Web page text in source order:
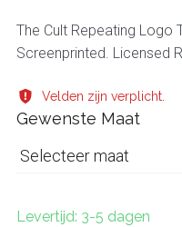
The Cult Repeating Logo
Screenprinted. Licensed
Velden zijn verplicht.
Gewenste Maat
Selecteer maat
Levertijd: 3-5 dagen